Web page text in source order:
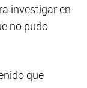
investigar en
no pudo
que